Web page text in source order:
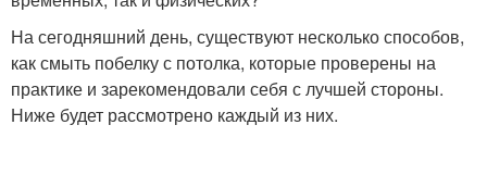
На сегодняшний день, существуют несколько способов,
как смыть побелку с потолка, которые проверены на
практике и зарекомендовали себя с лучшей стороны.
Ниже будет рассмотрено каждый из них.